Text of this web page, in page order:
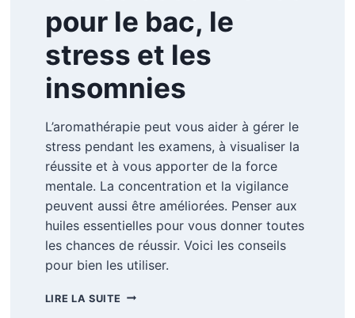
pour le bac, le
stress et les
insomnies
L’aromathérapie peut vous aider à gérer le
stress pendant les examens, à visualiser la
réussite et à vous apporter de la force
mentale. La concentration et la vigilance
peuvent aussi être améliorées. Penser aux
huiles essentielles pour vous donner toutes
les chances de réussir. Voici les conseils
pour bien les utiliser.
LIRE LA SUITE HUILES